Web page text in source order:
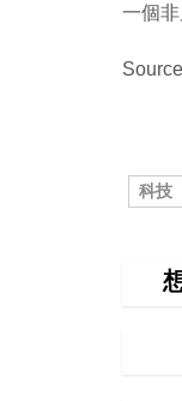
一個
Source
科技